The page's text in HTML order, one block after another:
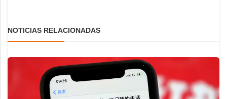
NOTICIAS RELACIONADAS